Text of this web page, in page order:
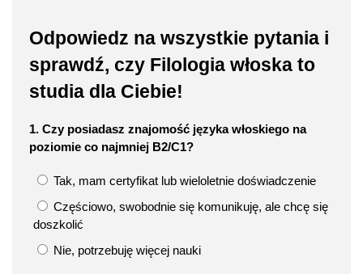
Odpowiedz na wszystkie pytania i
sprawdź, czy Filologia włoska to
studia dla Ciebie!
1. Czy posiadasz znajomość języka włoskiego na
poziomie co najmniej B2/C1?
Tak, mam certyfikat lub wieloletnie doświadczenie
Częściowo, swobodnie się komunikuję, ale chcę się
doszkolić
Nie, potrzebuję więcej nauki